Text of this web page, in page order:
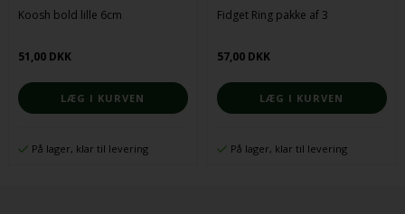
Koosh bold lille 6cm
51,00 DKK
På lager, klar til levering
Fidget Ring pakke af 3
57,00 DKK
På lager, klar til levering